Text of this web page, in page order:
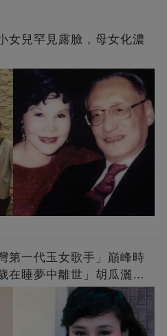
女兒罕見露臉，母女化濃
第一代玉女歌手」巔峰時
在睡夢中離世」胡瓜灑淚